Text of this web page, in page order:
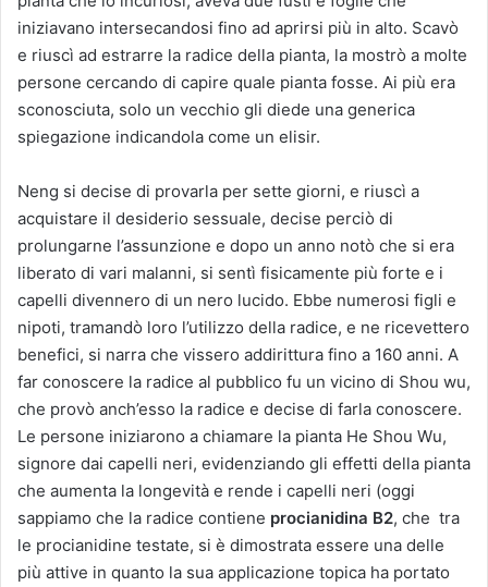
iniziavano intersecandosi fino ad aprirsi più in alto. Scavò
e riuscì ad estrarre la radice della pianta, la mostrò a molte
persone cercando di capire quale pianta fosse. Ai più era
sconosciuta, solo un vecchio gli diede una generica
spiegazione indicandola come un elisir.
Neng si decise di provarla per sette giorni, e riuscì a
acquistare il desiderio sessuale, decise perciò di
prolungarne l’assunzione e dopo un anno notò che si era
liberato di vari malanni, si sentì fisicamente più forte e i
capelli divennero di un nero lucido. Ebbe numerosi figli e
nipoti, tramandò loro l’utilizzo della radice, e ne ricevettero
benefici, si narra che vissero addirittura fino a 160 anni. A
far conoscere la radice al pubblico fu un vicino di Shou wu,
che provò anch’esso la radice e decise di farla conoscere.
Le persone iniziarono a chiamare la pianta He Shou Wu,
signore dai capelli neri, evidenziando gli effetti della pianta
che aumenta la longevità e rende i capelli neri (oggi
sappiamo che la radice contiene procianidina B2, che tra
le procianidine testate, si è dimostrata essere una delle
più attive in quanto la sua applicazione topica ha portato